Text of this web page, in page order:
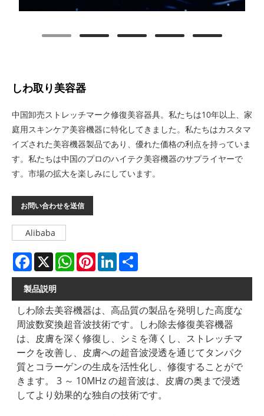
しわ取り美容器
中国卸売ストレッチマーク修復美容器具。私たちは10年以上、家
庭用スキンケア美容機器に特化してきました。私たちはカスタマ
イズされた美容機器製品であり、優れた価格の利点を持っていま
す。私たちは中国のプロのハイテク美容機器のサプライヤーで
す。市場の拡大を楽しみにしています。
お問い合わせを送信
Alibaba
Facebook
X WhatsAppPinterestLinkedIn
製品説明
しわ除去美容機器は、高品質の製品を発明した高度な
周波数変換超音波技術です。しわ除去修復美容機器
は、皮膚を深く修復し、シミを薄くし、ストレッチマ
ークを改善し、皮膚への超音波浸透を通じてタンパク
質とコラーゲンの生成を活性化し、修復することがで
きます。 3 ～ 10MHz の超音波は、皮膚の奥まで浸透
してより効果的な独自の技術です。